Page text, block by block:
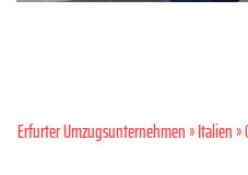
Erfurter Umzugsunternehmen»Italien